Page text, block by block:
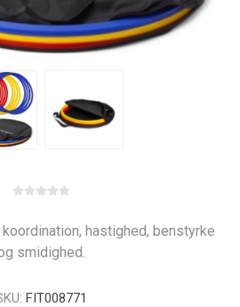
hastighed, benstyrke
smidighed.
FIT008771